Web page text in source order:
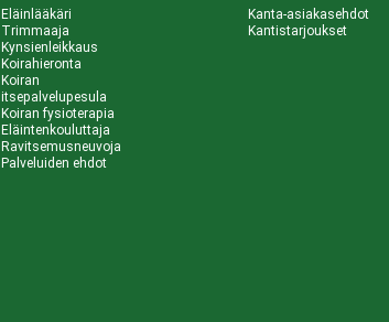
Eläinlääkäri
Trimmaaja
Kynsienleikkaus
Koirahieronta
Koiran
itsepalvelupesula
Koiran fysioterapia
Eläintenkouluttaja
Ravitsemusneuvoja
Palveluiden ehdot
Kanta-asiakasehdot
Kantistarjoukset